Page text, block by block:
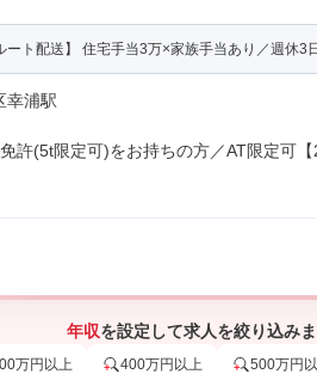
ート配送】 住宅手当3万×家族手当あり／週休3
幸浦駅
許(5t限定可)をお持ちの方／AT限定可【
年収を設定して求人を絞り込み
万円以上 400万円以上 500万円